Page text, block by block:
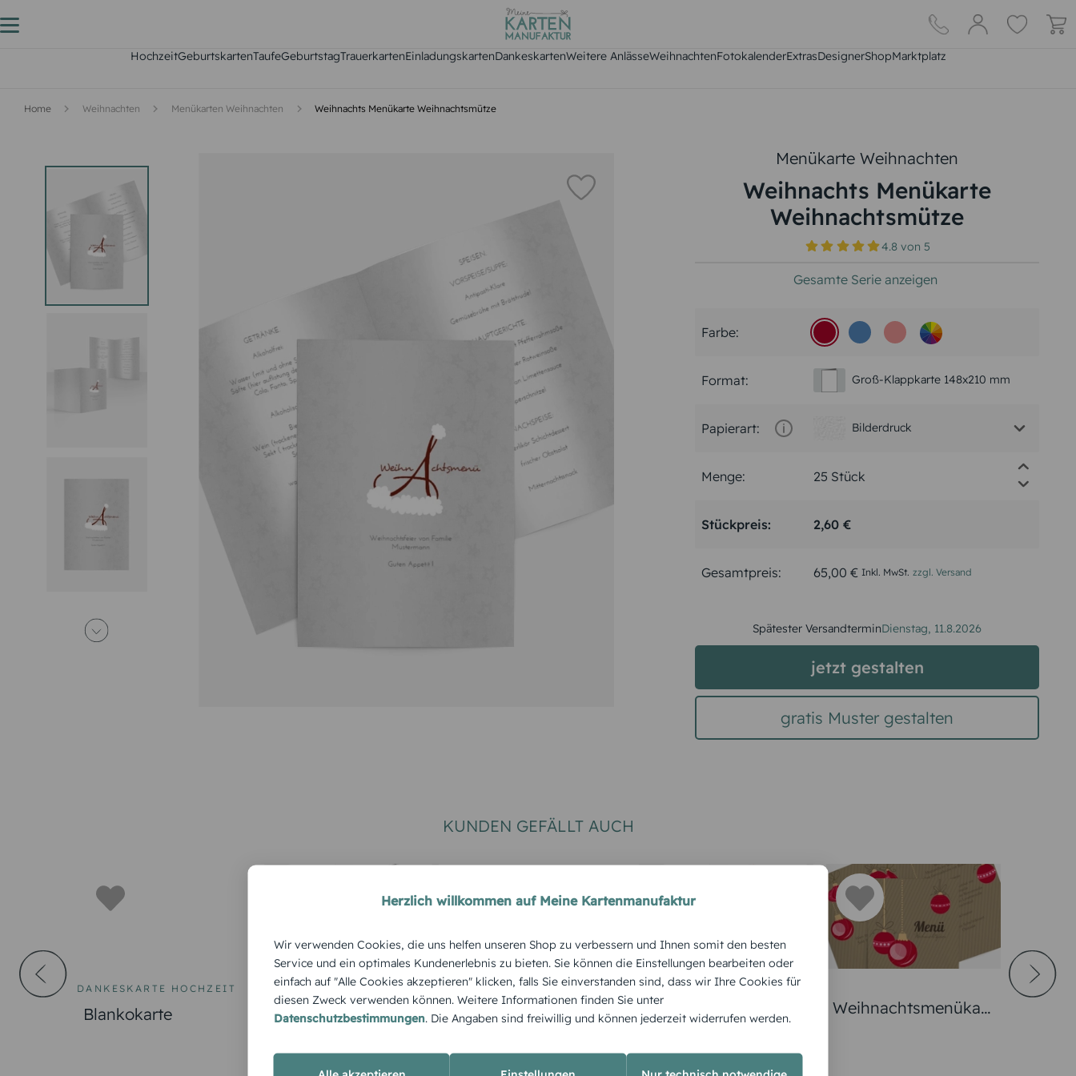
HochzeitGeburtskartenTaufeGeburtstagTrauerkartenEinladungskartenDankeskartenWeitere AnlässeWeihnachtenFotokalenderExtrasDesignerShopMarktplatz
Home Weihnachten Menükarten Weihnachten Weihnachts Menükarte Weihnachtsmütze
Menükarte Weihnachten
Weihnachts Menükarte
Weihnachtsmütze
4.8von 5
Gesamte Serie anzeigen
Farbe:
Format: Groß-Klappkarte 148x210 mm
Papierart: Bilderdruck
Menge:
Stückpreis: 2,60 €
Gesamtpreis: 65,00 € Inkl. MwSt. zzgl. Versand
Spätester VersandterminDienstag, 11.8.2026
jetzt gestalten
gratis Muster gestalten
KUNDEN GEFÄLLT AUCH
DANKESKARTE HOCHZEIT
Blankokarte
WEIHNACHTEN
Weihnachtsmenükart
Weihnachtsmenükart
e Schnörkelhirsch
Weihnachtsmenükart
Weihnachtsmenükart
Herzlich willkommen auf Meine Kartenmanufaktur
Wir verwenden Cookies, die uns helfen unseren Shop zu verbessern und Ihnen somit den besten
Service und ein optimales Kundenerlebnis zu bieten. Sie können die Einstellungen bearbeiten oder
einfach auf "Alle Cookies akzeptieren" klicken, falls Sie einverstanden sind, dass wir Ihre Cookies für
diesen Zweck verwenden können. Weitere Informationen finden Sie unter
Datenschutzbestimmungen. Die Angaben sind freiwillig und können jederzeit widerrufen werden.